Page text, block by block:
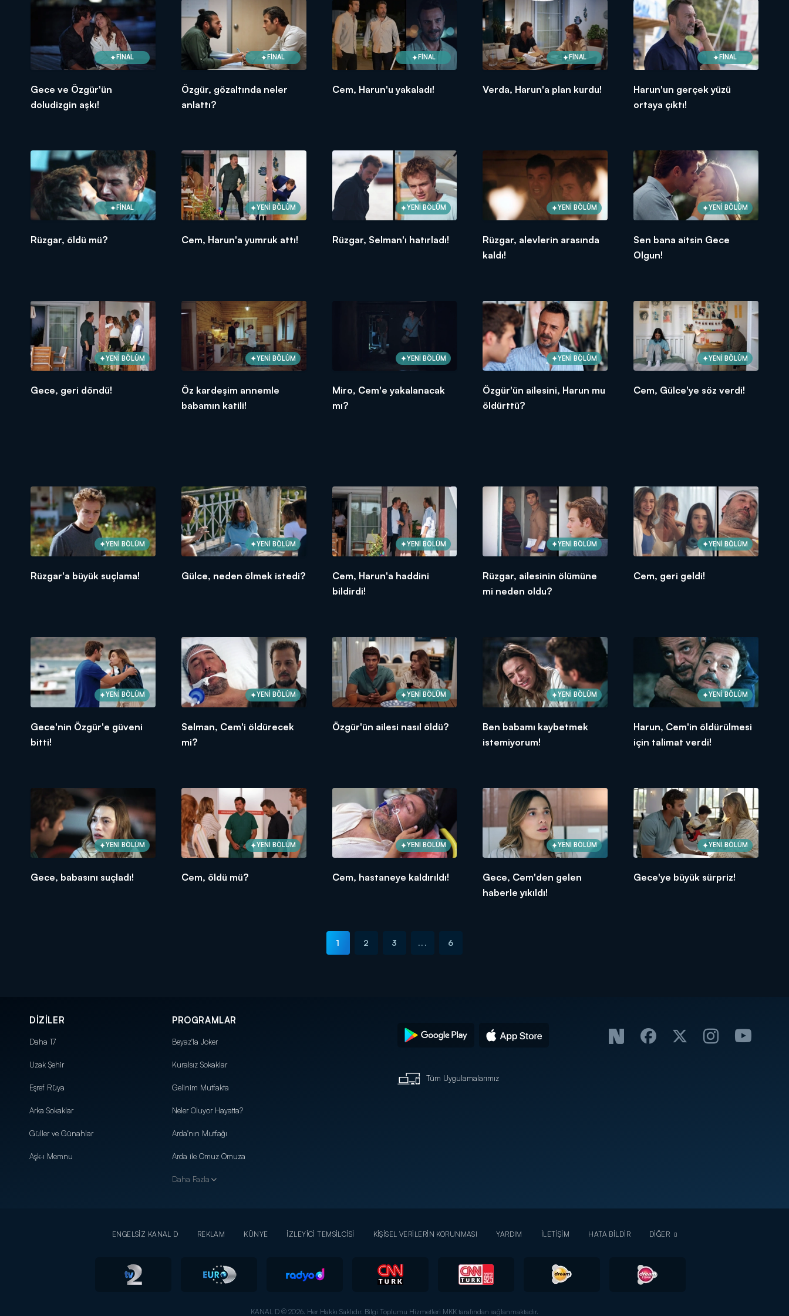
FİNAL
Gece ve Özgür'ün
doludizgin aşkı!
FİNAL
Özgür, gözaltında neler
anlattı?
FİNAL
Cem, Harun'u yakaladı!
FİNAL
Verda, Harun'a plan kurdu!
FİNAL
Harun'un gerçek yüzü
ortaya çıktı!
FİNAL
Rüzgar, öldü mü?
YENİ BÖLÜM
Cem, Harun'a yumruk attı!
YENİ BÖLÜM
Rüzgar, Selman'ı hatırladı!
YENİ BÖLÜM
Rüzgar, alevlerin arasında
kaldı!
YENİ BÖLÜM
Sen bana aitsin Gece
Olgun!
YENİ BÖLÜM
Gece, geri döndü!
YENİ BÖLÜM
Öz kardeşim annemle
babamın katili!
YENİ BÖLÜM
Miro, Cem'e yakalanacak
mı?
YENİ BÖLÜM
Özgür'ün ailesini, Harun mu
öldürttü?
YENİ BÖLÜM
Cem, Gülce'ye söz verdi!
YENİ BÖLÜM
Rüzgar'a büyük suçlama!
YENİ BÖLÜM
Gülce, neden ölmek istedi?
YENİ BÖLÜM
Cem, Harun'a haddini
bildirdi!
YENİ BÖLÜM
Rüzgar, ailesinin ölümüne
mi neden oldu?
YENİ BÖLÜM
Cem, geri geldi!
YENİ BÖLÜM
Gece'nin Özgür'e güveni
bitti!
YENİ BÖLÜM
Selman, Cem'i öldürecek
mi?
YENİ BÖLÜM
Özgür'ün ailesi nasıl öldü?
YENİ BÖLÜM
Ben babamı kaybetmek
istemiyorum!
YENİ BÖLÜM
Harun, Cem'in öldürülmesi
için talimat verdi!
YENİ BÖLÜM
Gece, babasını suçladı!
YENİ BÖLÜM
Cem, öldü mü?
YENİ BÖLÜM
Cem, hastaneye kaldırıldı!
YENİ BÖLÜM
Gece, Cem'den gelen
haberle yıkıldı!
YENİ BÖLÜM
Gece'ye büyük sürpriz!
1 2 3 ... 6
DİZİLER
Daha 17
Uzak Şehir
Eşref Rüya
Arka Sokaklar
Güller ve Günahlar
Aşk-ı Memnu
PROGRAMLAR
Beyaz'la Joker
Kuralsız Sokaklar
Gelinim Mutfakta
Neler Oluyor Hayatta?
Arda'nın Mutfağı
Arda ile Omuz Omuza
Daha Fazla
Tüm Uygulamalarımız
ENGELSİZ KANAL D REKLAM KÜNYE İZLEYİCİ TEMSİLCİSİ KİŞİSEL VERİLERİN KORUNMASI YARDIM İLETİŞİM HATA BİLDİR DİĞER
KANAL D © 2026. Her Hakkı Saklıdır. Bilgi Toplumu Hizmetleri MKK tarafından sağlanmaktadır.